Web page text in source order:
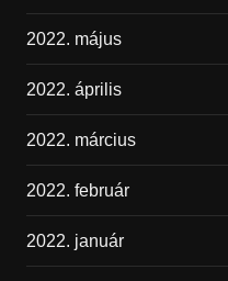
2022. május
2022. április
2022. március
2022. február
2022. január